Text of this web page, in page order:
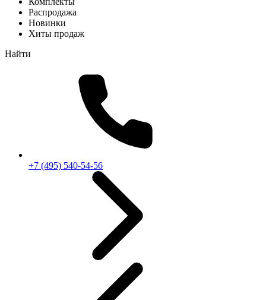
Распродажа
Новинки
Хиты продаж
Найти
+7 (495) 540-54-56